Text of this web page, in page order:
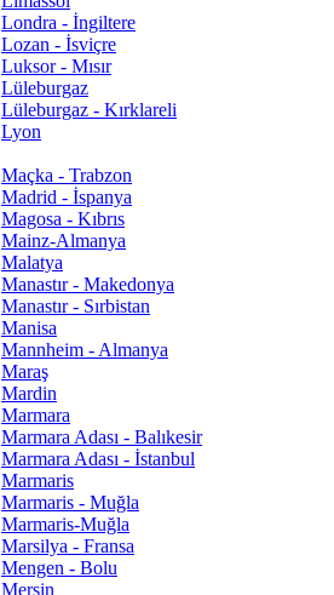
Londra - İngiltere
Lozan - İsviçre
Luksor - Mısır
Lüleburgaz
Lüleburgaz - Kırklareli
Lyon
Maçka - Trabzon
Madrid - İspanya
Magosa - Kıbrıs
Mainz-Almanya
Malatya
Manastır - Makedonya
Manastır - Sırbistan
Manisa
Mannheim - Almanya
Maraş
Mardin
Marmara
Marmara Adası - Balıkesir
Marmara Adası - İstanbul
Marmaris
Marmaris - Muğla
Marmaris-Muğla
Marsilya - Fransa
Mengen - Bolu
Mersin